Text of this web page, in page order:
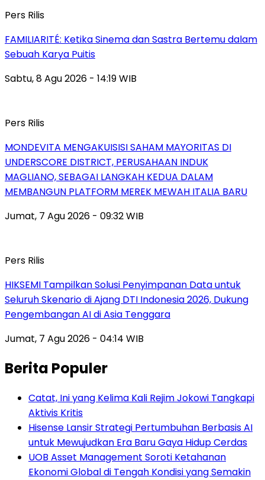
Pers Rilis
FAMILIARITÉ: Ketika Sinema dan Sastra Bertemu dalam
Sebuah Karya Puitis
Sabtu, 8 Agu 2026 - 14:19 WIB
Pers Rilis
MONDEVITA MENGAKUISISI SAHAM MAYORITAS DI
UNDERSCORE DISTRICT, PERUSAHAAN INDUK
MAGLIANO, SEBAGAI LANGKAH KEDUA DALAM
MEMBANGUN PLATFORM MEREK MEWAH ITALIA BARU
Jumat, 7 Agu 2026 - 09:32 WIB
Pers Rilis
HIKSEMI Tampilkan Solusi Penyimpanan Data untuk
Seluruh Skenario di Ajang DTI Indonesia 2026, Dukung
Pengembangan AI di Asia Tenggara
Jumat, 7 Agu 2026 - 04:14 WIB
Berita Populer
Catat, Ini yang Kelima Kali Rejim Jokowi Tangkapi
Aktivis Kritis
Hisense Lansir Strategi Pertumbuhan Berbasis AI
untuk Mewujudkan Era Baru Gaya Hidup Cerdas
UOB Asset Management Soroti Ketahanan
Ekonomi Global di Tengah Kondisi yang Semakin